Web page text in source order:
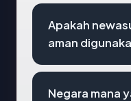
Apakah
aman
Negara mana